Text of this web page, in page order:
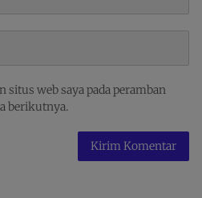
situs web saya pada peramban
berikutnya.